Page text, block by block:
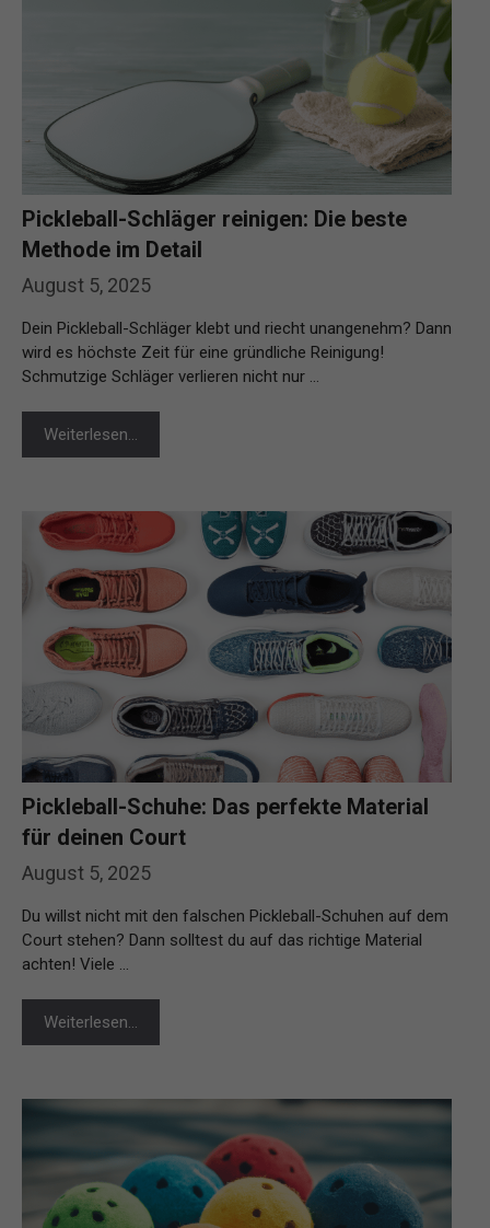
August 5, 2025
Pickleball-Schläger reinigen: Die beste
Methode im Detail
Dein Pickleball-Schläger klebt und riecht unangenehm? Dann
wird es höchste Zeit für eine gründliche Reinigung!
Schmutzige Schläger verlieren nicht nur …
Weiterlesen…
August 5, 2025
Pickleball-Schuhe: Das perfekte Material
für deinen Court
Du willst nicht mit den falschen Pickleball-Schuhen auf dem
Court stehen? Dann solltest du auf das richtige Material
achten! Viele …
Weiterlesen…